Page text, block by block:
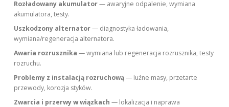
Rozładowany akumulator— awaryjne odpalenie, wymiana
akumulatora, testy.
Uszkodzony alternator— diagnostyka ładowania,
wymiana/regeneracja alternatora.
Awaria rozrusznika — wymiana lub regeneracja rozrusznika, testy
rozruchu.
Problemy z instalacją rozruchową— luźne masy, przetarte
przewody, korozja styków.
Zwarcia i przerwy w wiązkach — lokalizacja i naprawa